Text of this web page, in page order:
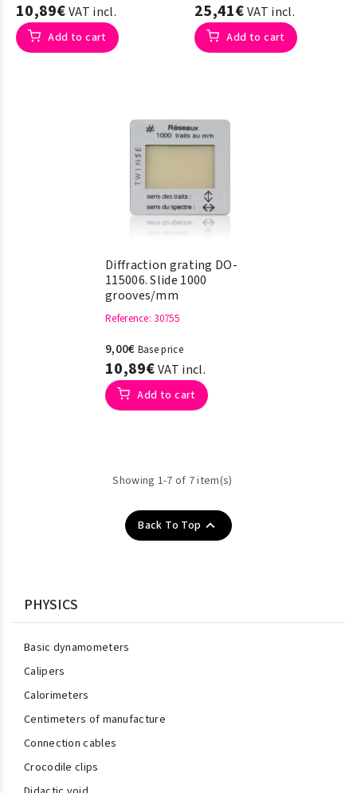
10,89€VAT incl.
Add to cart
25,41€VAT incl.
Add to cart
Diffraction grating DO-
115006. Slide 1000
grooves/mm
Reference: 30755
9,00€ Base price
10,89€VAT incl.
Add to cart
Showing 1-7 of 7 item(s)
Back To Top 
PHYSICS
Basic dynamometers
Calipers
Calorimeters
Centimeters of manufacture
Connection cables
Crocodile clips